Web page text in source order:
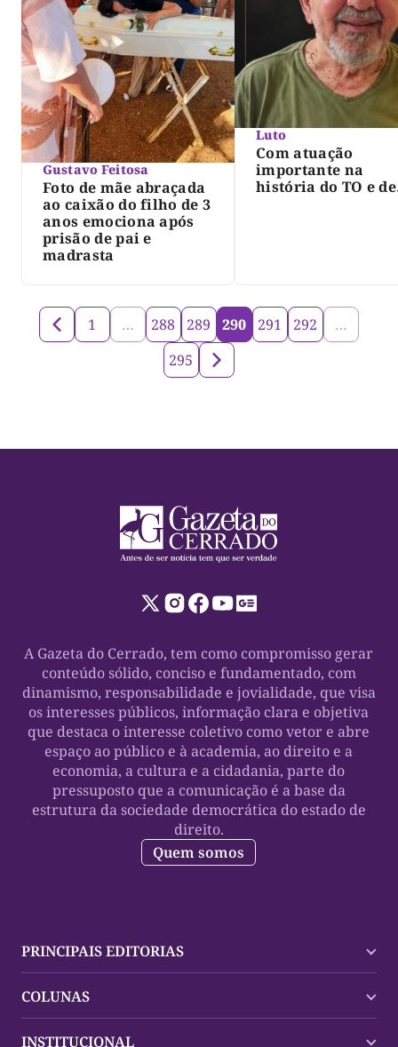
Gustavo Feitosa
Foto de mãe abraçada
ao caixão do filho de 3
anos emociona após
prisão de pai e
madrasta
Luto
Com atuação
importante na
história do TO e de
1 … 288 289 290 291 292
…
295
A Gazeta do Cerrado, tem como compromisso gerar
conteúdo sólido, conciso e fundamentado, com
dinamismo, responsabilidade e jovialidade, que visa
os interesses públicos, informação clara e objetiva
que destaca o interesse coletivo como vetor e abre
espaço ao público e à academia, ao direito e a
economia, a cultura e a cidadania, parte do
pressuposto que a comunicação é a base da
estrutura da sociedade democrática do estado de
direito.
Quem somos
PRINCIPAIS EDITORIAS
Palmas
COLUNAS
INSTITUCIONAL